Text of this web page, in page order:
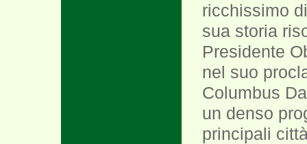
ricchissimo
sua storia
Presidente
nel suo
Columbus
un denso
principali